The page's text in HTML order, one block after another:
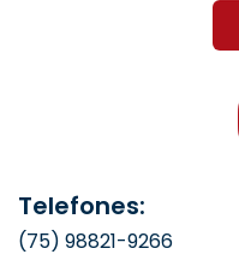
Telefones:
(75) 98821-9266